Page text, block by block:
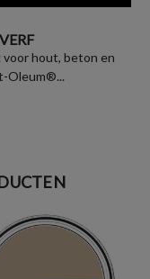
voor hout, beton en
Oleum®...